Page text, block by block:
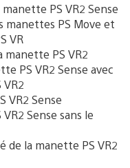
PS VR2 Sense
manettes PS Move et
VR
PS VR2
PS VR2 Sense avec
VR2
VR2 Sense
Sense sans le
de la manette PS VR2